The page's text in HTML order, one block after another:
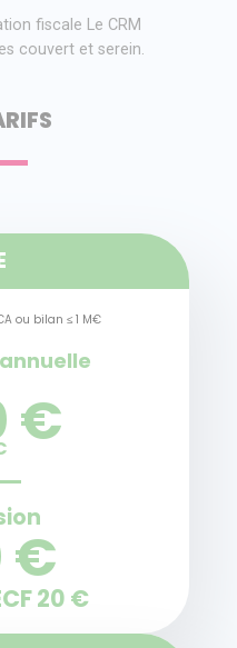
fiscale Le CRM
couvert et serein.
ou bilan ≤ 1 M€
€
€
20 €